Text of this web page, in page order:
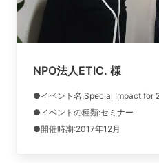
NPO法人ETIC. 様
●イベント名:Special Impact for
●イベントの種類:セミナー
●開催時期:2017年12月